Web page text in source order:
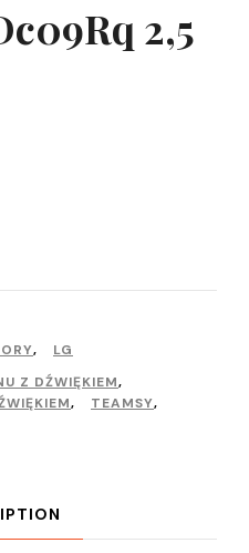
2,5
,
LG
Z DŹWIĘKIEM,
, TEAMSY,